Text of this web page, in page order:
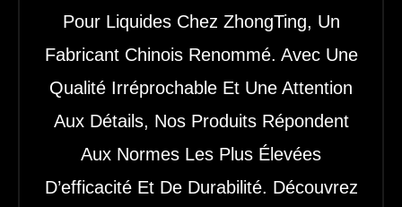
Pour Liquides Chez ZhongTing, Un
Fabricant Chinois Renommé. Avec Une
Qualité Irréprochable Et Une Attention
Aux Détails, Nos Produits Répondent
Aux Normes Les Plus Élevées
D’efficacité Et De Durabilité. Découvrez